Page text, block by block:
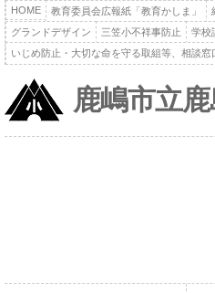
HOME 教育委員会広報紙「教育かしま」
グランドデザイン
三笠小不祥事防止 学校
いじめ防止・大切な命を守る取組等、相談窓
鹿嶋市立